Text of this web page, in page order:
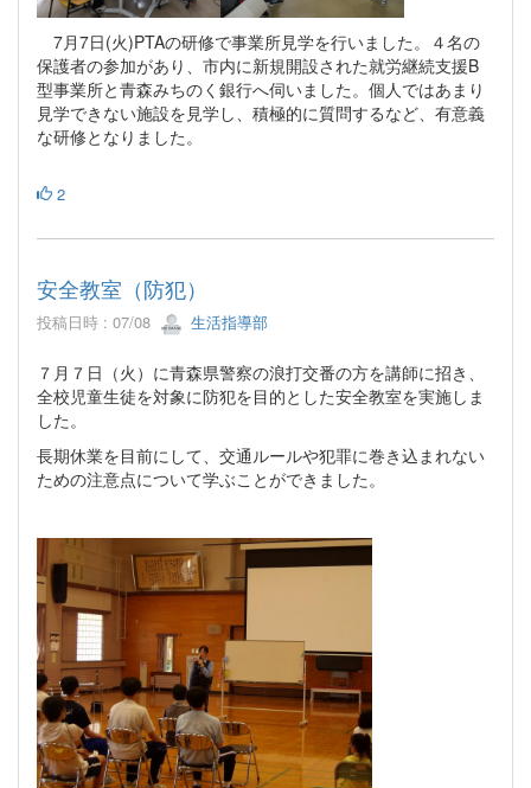
7月7日(火)PTAの研修で事業所見学を行いました。４名の
保護者の参加があり、市内に新規開設された就労継続支援B
型事業所と青森みちのく銀行へ伺いました。個人ではあまり
見学できない施設を見学し、積極的に質問するなど、有意義
な研修となりました。
2
安全教室（防犯）
投稿日時 : 07/08 生活指導部
７月７日（火）に青森県警察の浪打交番の方を講師に招き、
全校児童生徒を対象に防犯を目的とした安全教室を実施しま
した。
長期休業を目前にして、交通ルールや犯罪に巻き込まれない
ための注意点について学ぶことができました。